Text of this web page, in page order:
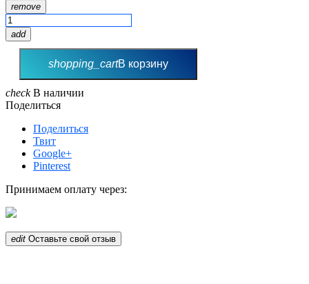
remove
add
shopping_cartВ корзину
checkВ наличии
Поделиться
Поделиться
Твит
Google+
Pinterest
Принимаем оплату через:
edit Оставьте свой отзыв